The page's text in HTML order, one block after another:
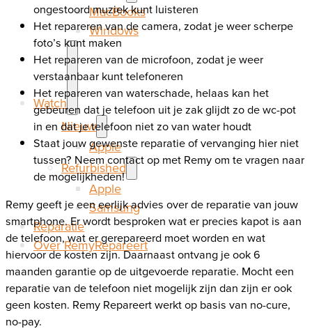
MacBooks
Windows
Watch
Nieuw
Apple
Refurbished
Apple
Samsung
Reparatie
Over RemyRepareert
ongestoord muziek kunt luisteren
Het repareren van de camera, zodat je weer scherpe
foto’s kunt maken
Het repareren van de microfoon, zodat je weer
verstaanbaar kunt telefoneren
Het repareren van waterschade, helaas kan het
gebeuren dat je telefoon uit je zak glijdt zo de wc-pot
in en dat je telefoon niet zo van water houdt
Staat jouw gewenste reparatie of vervanging hier niet
tussen? Neem contact op met Remy om te vragen naar
de mogelijkheden!
Remy geeft je een eerlijk advies over de reparatie van jouw
smartphone. Er wordt besproken wat er precies kapot is aan
de telefoon, wat er gerepareerd moet worden en wat
hiervoor de kosten zijn. Daarnaast ontvang je ook 6
maanden garantie op de uitgevoerde reparatie. Mocht een
reparatie van de telefoon niet mogelijk zijn dan zijn er ook
geen kosten. Remy Repareert werkt op basis van no-cure,
no-pay.